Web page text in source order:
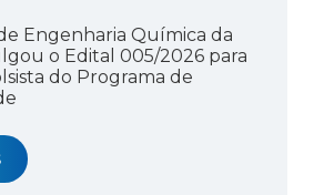
Engenharia Química da
o Edital 005/2026 para
do Programa de